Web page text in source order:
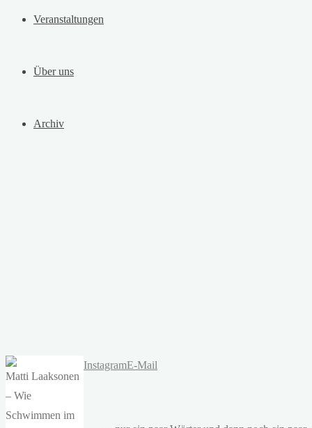
Veranstaltungen
Über uns
Archiv
InstagramE-Mail